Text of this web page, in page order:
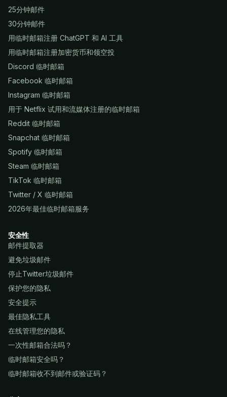
25分钟邮件
30分钟邮件
用临时邮箱注册 ChatGPT 和 AI 工具
用临时邮箱注册加密货币和领空投
Discord 临时邮箱
Facebook 临时邮箱
Instagram 临时邮箱
用于 Netflix 试用和流媒体注册的临时邮箱
Reddit 临时邮箱
Snapchat 临时邮箱
Spotify 临时邮箱
Steam 临时邮箱
TikTok 临时邮箱
Twitter / X 临时邮箱
2026年最佳临时邮箱服务
安全性
邮件提取器
避免垃圾邮件
停止Twitter垃圾邮件
保护您的隐私
安全提示
最佳隐私工具
在线管理您的隐私
一次性邮箱合法吗？
临时邮箱安全吗？
临时邮箱收不到邮件或验证码？